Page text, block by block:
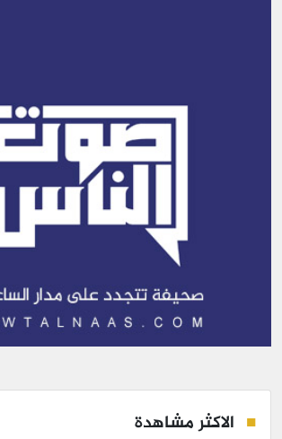
الاكثر مشاهدة